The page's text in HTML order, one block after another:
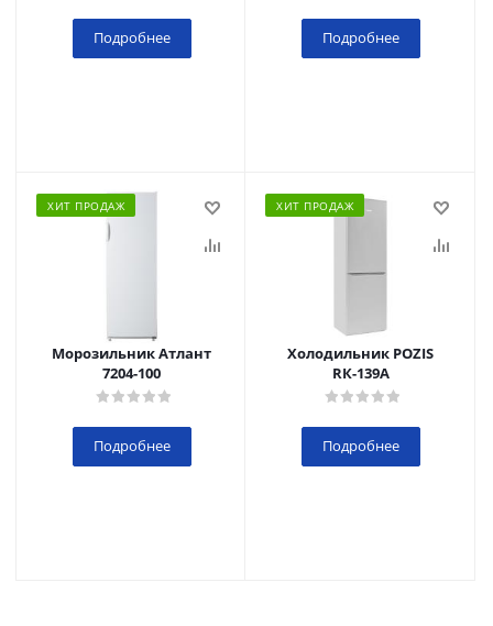
Подробнее Подробнее
ХИТ ПРОДАЖ
Морозильник Атлант
7204-100
Подробнее
ХИТ ПРОДАЖ
Холодильник POZIS
RК-139А
Подробнее